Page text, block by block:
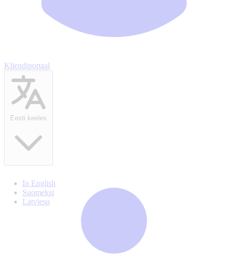
Kliendiportaal
Eesti keeles
In English
Suomeksi
Latviesu